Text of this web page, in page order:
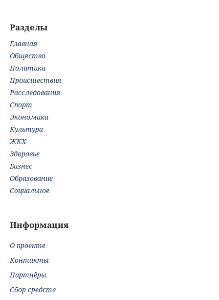
Разделы
Главная
Общество
Политика
Происшествия
Расследования
Спорт
Экономика
Культура
ЖКХ
Здоровье
Бизнес
Образование
Социальное
Информация
О проекте
Контакты
Партнёры
Сбор средств